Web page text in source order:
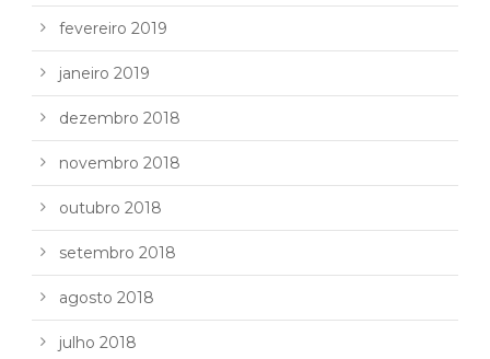
fevereiro 2019
janeiro 2019
dezembro 2018
novembro 2018
outubro 2018
setembro 2018
agosto 2018
julho 2018